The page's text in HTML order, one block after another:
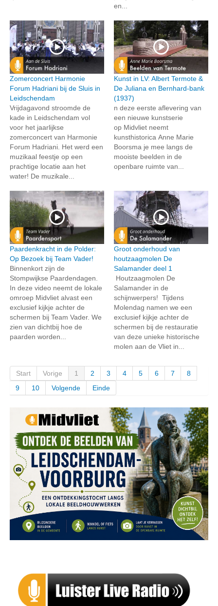
en...
Zomerconcert Harmonie
Forum Hadriani bij de Sluis in
Leidschendam
Vrijdagavond stroomde de
kade in Leidschendam vol
voor het jaarlijkse
zomerconcert van Harmonie
Forum Hadriani. Het werd een
muzikaal feestje op een
prachtige locatie aan het
water! De muzikale...
Kunst in LV: Albert Termote &
De Juliana en Bernhard-bank
(1937)
n deze eerste aflevering van
een nieuwe kunstserie
op Midvliet neemt
kunsthistorica Anne Marie
Boorsma je mee langs de
mooiste beelden in de
openbare ruimte van...
Paardenkracht in de Polder:
Op Bezoek bij Team Vader!
Binnenkort zijn de
Stompwijkse Paardendagen.
In deze video neemt de lokale
omroep Midvliet alvast een
exclusief kijkje achter de
schermen bij Team Vader. We
zien van dichtbij hoe de
paarden worden...
Groot onderhoud van
houtzaagmolen De
Salamander deel 1
Houtzaagmolen De
Salamander in de
schijnwerpers! Tijdens
Molendag namen we een
exclusief kijkje achter de
schermen bij de restauratie
van deze unieke historische
molen aan de Vliet in...
Start Vorige 1 2 3 4 5 6 7
8
9
10 Volgende Einde